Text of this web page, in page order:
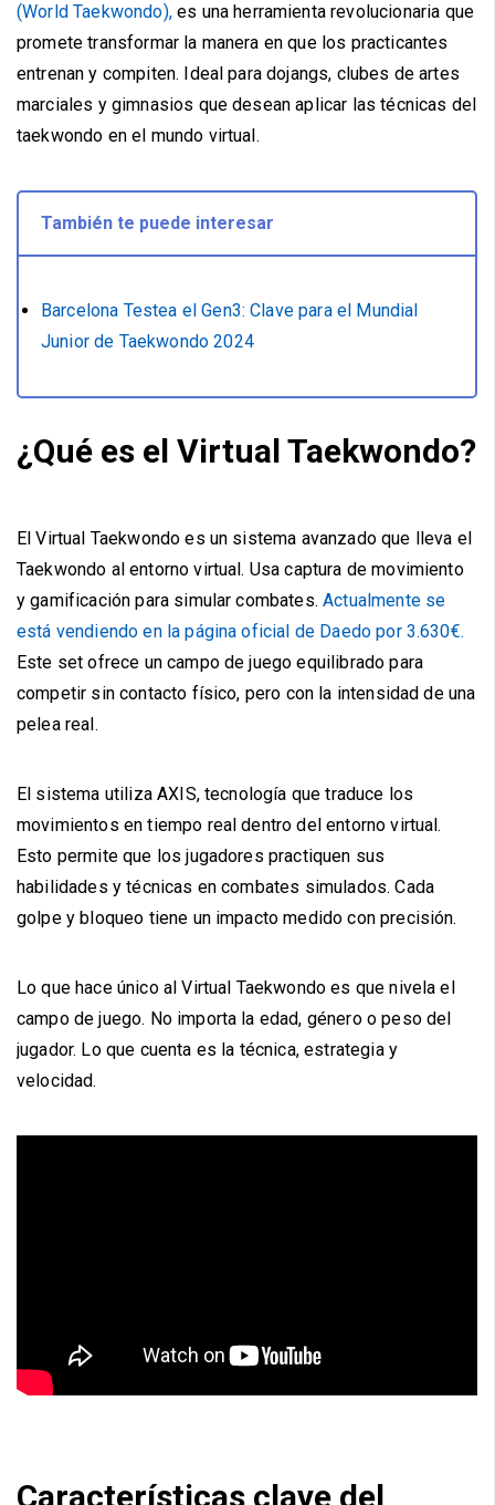
(World Taekwondo),es una herramienta revolucionaria que
promete transformar la manera en que los practicantes
entrenan y compiten. Ideal para dojangs, clubes de artes
marciales y gimnasios que desean aplicar las técnicas del
taekwondo en el mundo virtual.
También te puede interesar
Barcelona Testea el Gen3: Clave para el Mundial
Junior de Taekwondo 2024
¿Qué es el Virtual Taekwondo?
El Virtual Taekwondo es un sistema avanzado que lleva el
Taekwondo al entorno virtual. Usa captura de movimiento
y gamificación para simular combates.Actualmente se
está vendiendo en la página oficial de Daedo por 3.630€.
Este set ofrece un campo de juego equilibrado para
competir sin contacto físico, pero con la intensidad de una
pelea real.
El sistema utiliza AXIS, tecnología que traduce los
movimientos en tiempo real dentro del entorno virtual.
Esto permite que los jugadores practiquen sus
habilidades y técnicas en combates simulados. Cada
golpe y bloqueo tiene un impacto medido con precisión.
Lo que hace único al Virtual Taekwondo es que nivela el
campo de juego. No importa la edad, género o peso del
jugador. Lo que cuenta es la técnica, estrategia y
velocidad.
Características clave del